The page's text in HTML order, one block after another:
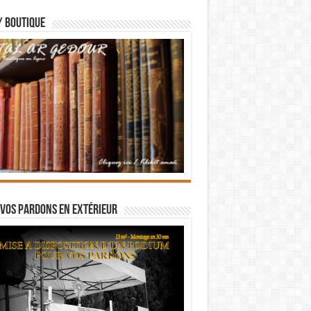
pardons en extérieur